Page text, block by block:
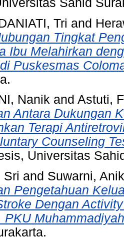
Tri and
Tingkat
Ibu Melahirkan
Puskesmas
Nanik and Astuti,
Antara Dukungan
Terapi
Counseling
Universitas
Sri and Suwarni, Anik
Pengetahuan
Dengan
PKU